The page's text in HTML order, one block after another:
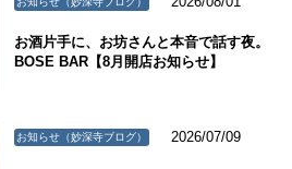
お酒片手に、お坊さんと本音で話す夜。
BOSE BAR【8月開店お知らせ】
お知らせ（妙深寺ブログ） 2026/07/09